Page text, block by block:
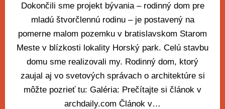
Dokončili sme projekt bývania – rodinný dom pre
mladú štvorčlennú rodinu – je postavený na
pomerne malom pozemku v bratislavskom Starom
Meste v blízkosti lokality Horský park. Celú stavbu
domu sme realizovali my. Rodinný dom, ktorý
zaujal aj vo svetových správach o architektúre si
môžte pozrieť tu: Galéria: Prečítajte si článok v
archdaily.com Článok v…